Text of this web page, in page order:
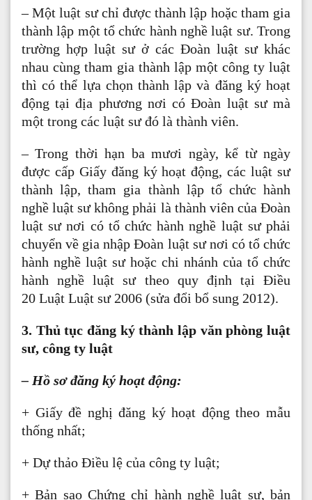
– Một luật sư chỉ được thành lập hoặc tham gia
thành lập một tổ chức hành nghề luật sư. Trong
trường hợp luật sư ở các Đoàn luật sư khác
nhau cùng tham gia thành lập một công ty luật
thì có thể lựa chọn thành lập và đăng ký hoạt
động tại địa phương nơi có Đoàn luật sư mà
một trong các luật sư đó là thành viên.
– Trong thời hạn ba mươi ngày, kể từ ngày
được cấp Giấy đăng ký hoạt động, các luật sư
thành lập, tham gia thành lập tổ chức hành
nghề luật sư không phải là thành viên của Đoàn
luật sư nơi có tổ chức hành nghề luật sư phải
chuyển về gia nhập Đoàn luật sư nơi có tổ chức
hành nghề luật sư hoặc chi nhánh của tổ chức
hành nghề luật sư theo quy định tại Điều
20 Luật Luật sư 2006 (sửa đổi bổ sung 2012).
3. Thủ tục đăng ký thành lập văn phòng luật
sư, công ty luật
– Hồ sơ đăng ký hoạt động:
+ Giấy đề nghị đăng ký hoạt động theo mẫu
thống nhất;
+ Dự thảo Điều lệ của công ty luật;
+ Bản sao Chứng chỉ hành nghề luật sư, bản